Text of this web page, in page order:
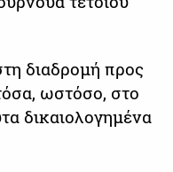
διαδρομή προς
ωστόσο, στο
δικαιολογημένα